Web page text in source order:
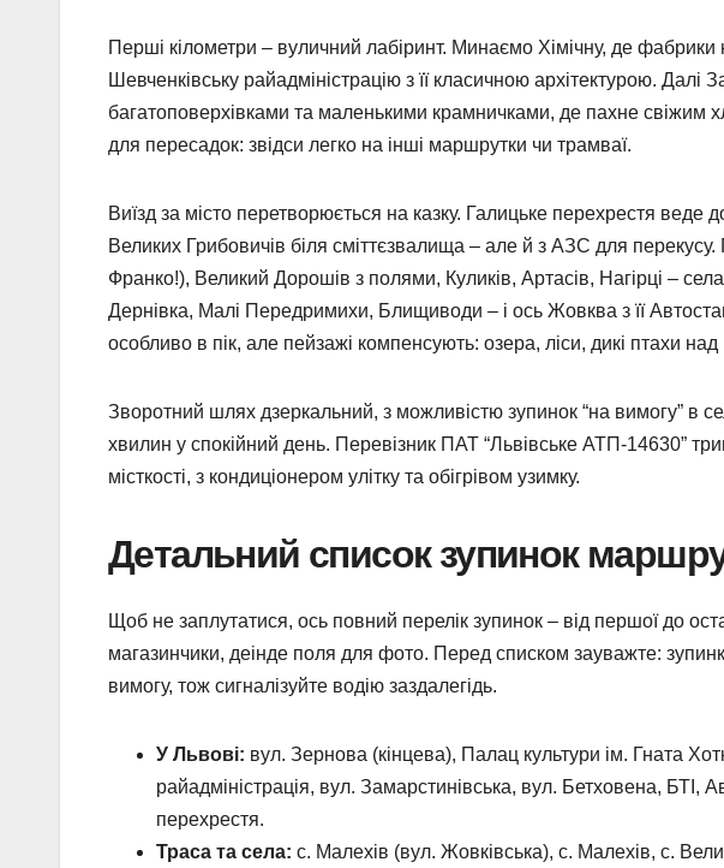
Перші кілометри – вуличний лабіринт. Минаємо Хімічну, де
Шевченківську райадміністрацію з її класичною архітектурою.
багатоповерхівками та маленькими крамничками, де пахне свіжим
для пересадок: звідси легко на інші маршрутки чи трамваї.
Виїзд за місто перетворюється на казку. Галицьке перехрестя
Великих Грибовичів біля сміттєзвалища – але й з АЗС для
Франко!), Великий Дорошів з полями, Куликів, Артасів, Нагірці –
Дернівка, Малі Передримихи, Блищиводи – і ось Жовква з її
особливо в пік, але пейзажі компенсують: озера, ліси, дикі птахи
Зворотний шлях дзеркальний, з можливістю зупинок “на вимогу” в
хвилин у спокійний день. Перевізник ПАТ “Львівське АТП-14630”
місткості, з кондиціонером улітку та обігрівом узимку.
Детальний список зупинок
Щоб не заплутатися, ось повний перелік зупинок – від першої до
магазинчики, деінде поля для фото. Перед списком зауважте:
вимогу, тож сигналізуйте водію заздалегідь.
У Львові: вул. Зернова (кінцева), Палац культури ім. Гната
райадміністрація, вул. Замарстинівська, вул. Бетховена, БТІ,
перехрестя.
Траса та села: с. Малехів (вул. Жовківська), с. Малехів, с.